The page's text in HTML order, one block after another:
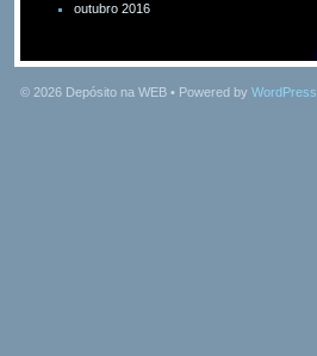
outubro 2016
© 2026 Depósito na WEB • Powered by WordPress